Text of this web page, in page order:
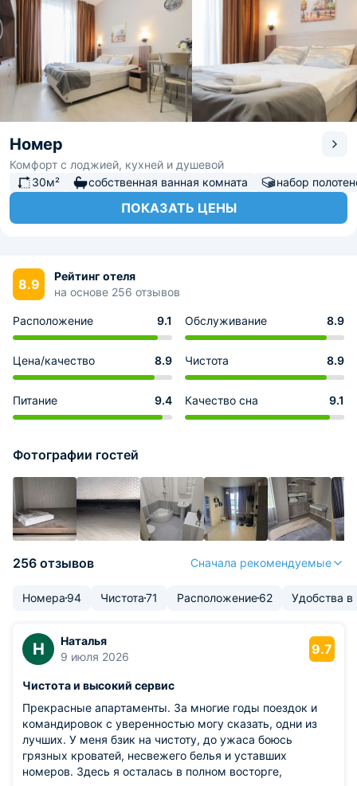
Номер
Комфорт с лоджией, кухней и душевой
30м²
собственная ванная комната набор
ПОКАЗАТЬ ЦЕНЫ
8.9
Рейтинг отеля
на основе 256 отзывов
Расположение 9.1 Обслуживание 8.9
Цена/качество 8.9 Чистота 8.9
Питание 9.4 Качество сна 9.1
Фотографии гостей
256 отзывов Сначала рекомендуемые
Номера 94 Чистота71 Расположение62 Удобства
Н
Наталья
9 июля 2026
9.7
Чистота и высокий сервис
Прекрасные апартаменты. За многие годы поездок и
командировок с уверенностью могу сказать, одни из
лучших. У меня бзик на чистоту, до ужаса боюсь
грязных кроватей, несвежего белья и уставших
номеров. Здесь я осталась в полном восторге,